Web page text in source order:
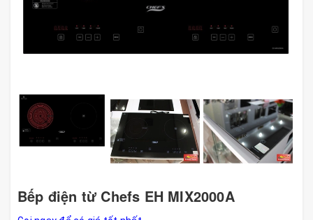
Bếp điện từ Chefs EH MIX2000A